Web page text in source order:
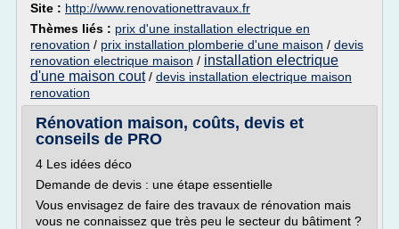
Site : http://www.renovationettravaux.fr
Thèmes liés : prix d'une installation electrique en
renovation / prix installation plomberie d'une maison / devis
renovation electrique maison / installation electrique
d'une maison cout/ devis installation electrique maison
renovation
Rénovation maison, coûts, devis et
conseils de PRO
4 Les idées déco
Demande de devis : une étape essentielle
Vous envisagez de faire des travaux de rénovation mais
vous ne connaissez que très peu le secteur du bâtiment ?